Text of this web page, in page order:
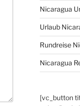
Nicaragua
Urlaub
Rundreise
Nicaragua
[vc_button